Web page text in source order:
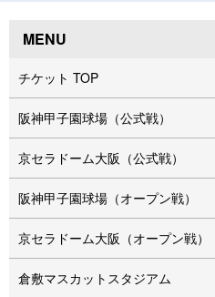
MENU
チケット TOP
阪神甲子園球場（公式戦）
京セラドーム大阪（公式戦）
阪神甲子園球場（オープン戦）
京セラドーム大阪（オープン戦）
倉敷マスカットスタジアム